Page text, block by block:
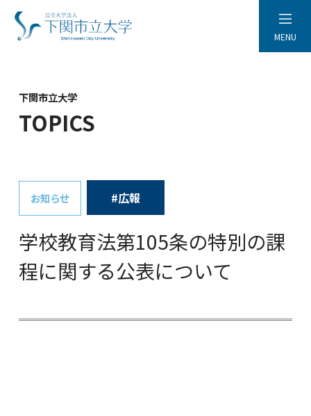
MENU
下関市立大学
TOPICS
お知らせ #広報
学校教育法第105条の特別の課
程に関する公表について